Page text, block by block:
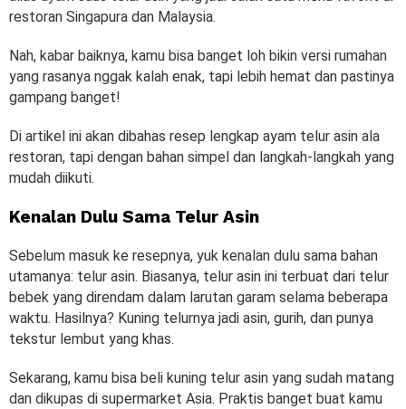
restoran Singapura dan Malaysia.
Nah, kabar baiknya, kamu bisa banget loh bikin versi rumahan
yang rasanya nggak kalah enak, tapi lebih hemat dan pastinya
gampang banget!
Di artikel ini akan dibahas resep lengkap ayam telur asin ala
restoran, tapi dengan bahan simpel dan langkah-langkah yang
mudah diikuti.
Kenalan Dulu Sama Telur Asin
Sebelum masuk ke resepnya, yuk kenalan dulu sama bahan
utamanya: telur asin. Biasanya, telur asin ini terbuat dari telur
bebek yang direndam dalam larutan garam selama beberapa
waktu. Hasilnya? Kuning telurnya jadi asin, gurih, dan punya
tekstur lembut yang khas.
Sekarang, kamu bisa beli kuning telur asin yang sudah matang
dan dikupas di supermarket Asia. Praktis banget buat kamu